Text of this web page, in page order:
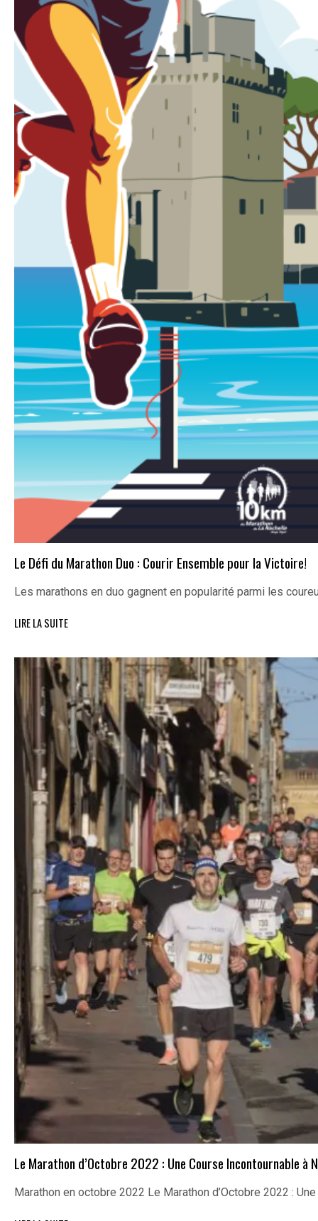
Le Défi du Marathon Duo : Courir Ensemble pour la Victoire!
Les marathons en duo gagnent en popularité parmi les
LIRE LA SUITE
Le Marathon d’Octobre 2022 : Une Course Incontournable à
Marathon en octobre 2022 Le Marathon d’Octobre 2022 :